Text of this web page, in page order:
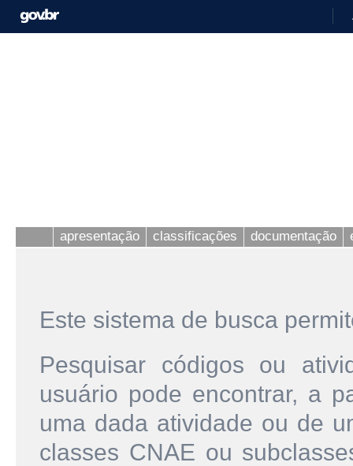
apresentação classificações documentação
Este sistema de busca
Pesquisar códigos ou
usuário pode encontrar, a
uma dada atividade ou de
classes CNAE ou